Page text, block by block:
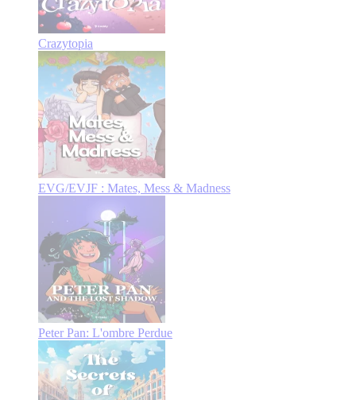
Crazytopia
EVG/EVJF : Mates, Mess & Madness
Peter Pan: L'ombre Perdue